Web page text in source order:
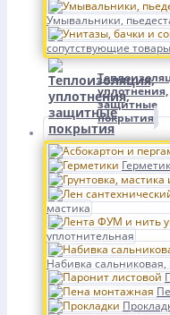
Умывальники,
сопутствующие товары
уплотнения,
защитные
покрытия
мастика
уплотнительная
Набивка